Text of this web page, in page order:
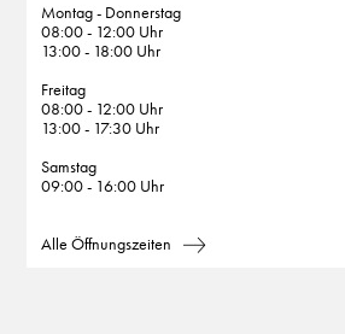
Montag - Donnerstag
08:00 - 12:00 Uhr
13:00 - 18:00 Uhr
Freitag
08:00 - 12:00 Uhr
13:00 - 17:30 Uhr
Samstag
09:00 - 16:00 Uhr
Alle Öffnungszeiten